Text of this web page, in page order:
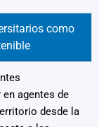
como
agentes de
desde la